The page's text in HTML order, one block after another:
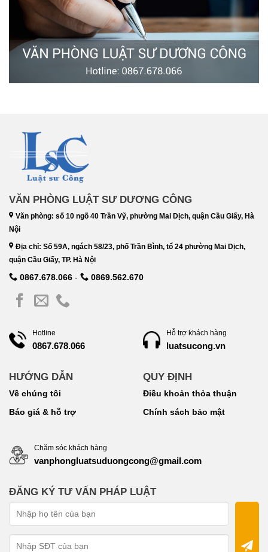
VĂN PHÒNG LUẬT SƯ DƯƠNG CÔNG
Văn phòng: số 10 ngõ 40 Trần Vỹ, phường Mai Dịch, quận Cầu Giấy, Hà
Nội
Địa chỉ: Số 59A, ngách 58/23, phố Trần Bình, tổ 24 phường Mai Dịch,
quận Cầu Giấy, TP. Hà Nội
0867.678.066 - 0869.562.670
Hotline
0867.678.066
HƯỚNG DẪN
Về chúng tôi
Báo giá & hỗ trợ
Hỗ trợ khách hàng
luatsucong.vn
QUY ĐỊNH
Điều khoản thỏa thuận
Chính sách bảo mật
Chăm sóc khách hàng
vanphongluatsuduongcong@gmail.com
ĐĂNG KÝ TƯ VẤN PHÁP LUẬT